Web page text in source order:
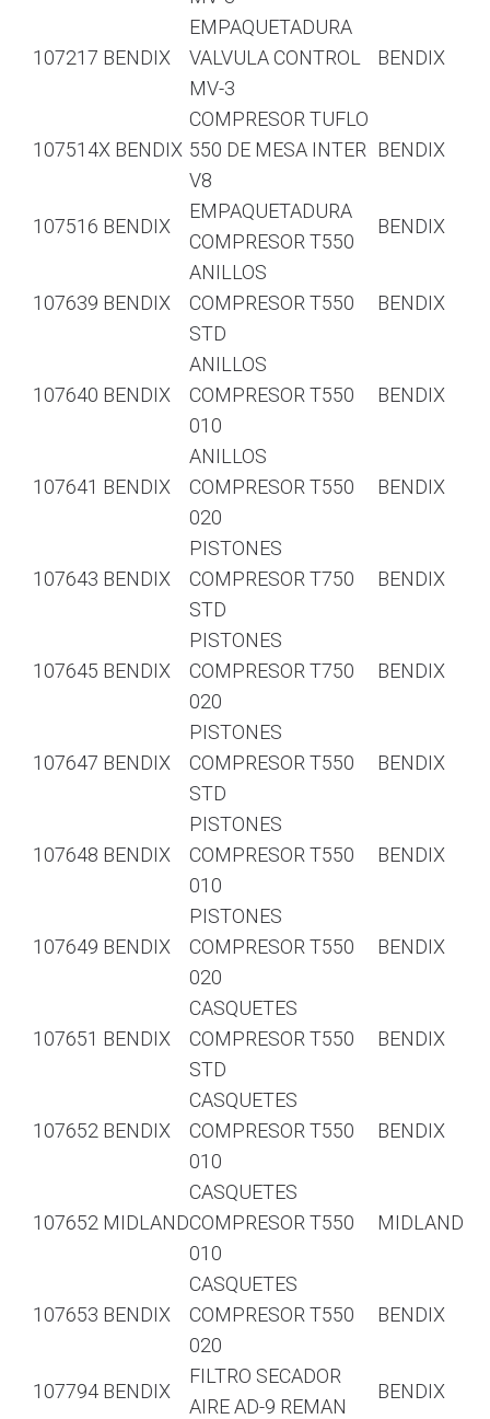
107217 BENDIX
EMPAQUETADURA
VALVULA CONTROL
MV-3
BENDIX
107514X BENDIX
COMPRESOR TUFLO
550 DE MESA INTER
V8
BENDIX
107516 BENDIX
EMPAQUETADURA
COMPRESOR T550
BENDIX
107639 BENDIX
ANILLOS
COMPRESOR T550
STD
BENDIX
107640 BENDIX
ANILLOS
COMPRESOR T550
010
BENDIX
107641 BENDIX
ANILLOS
COMPRESOR T550
020
BENDIX
107643 BENDIX
PISTONES
COMPRESOR T750
STD
BENDIX
107645 BENDIX
PISTONES
COMPRESOR T750
020
BENDIX
107647 BENDIX
PISTONES
COMPRESOR T550
STD
BENDIX
107648 BENDIX
PISTONES
COMPRESOR T550
010
BENDIX
107649 BENDIX
PISTONES
COMPRESOR T550
020
BENDIX
107651 BENDIX
CASQUETES
COMPRESOR T550
STD
BENDIX
107652 BENDIX
CASQUETES
COMPRESOR T550
010
BENDIX
107652 MIDLAND
CASQUETES
COMPRESOR T550
010
MIDLAND
107653 BENDIX
CASQUETES
COMPRESOR T550
020
BENDIX
107794 BENDIX
FILTRO SECADOR
AIRE AD-9 REMAN
BENDIX